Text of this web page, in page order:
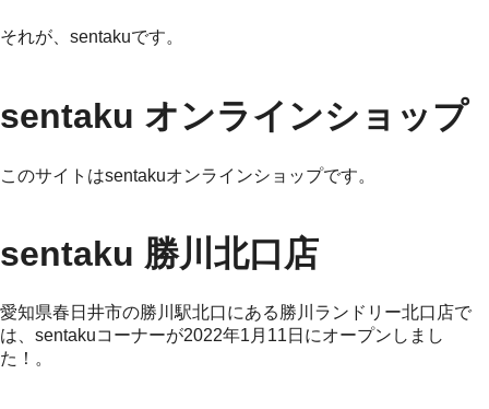
それが、sentakuです。
sentaku オンラインショップ
このサイトはsentakuオンラインショップです。
sentaku 勝川北口店
愛知県春日井市の勝川駅北口にある勝川ランドリー北口店で
は、sentakuコーナーが2022年1月11日にオープンしまし
た！。